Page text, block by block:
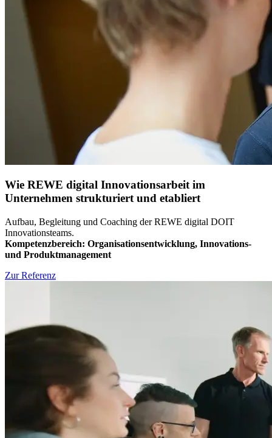
Wie REWE digital Innovationsarbeit im
Unternehmen strukturiert und etabliert
Aufbau, Begleitung und Coaching der REWE digital DOIT
Innovationsteams.
Kompetenzbereich: Organisationsentwicklung, Innovations-
und Produktmanagement
Zur Referenz